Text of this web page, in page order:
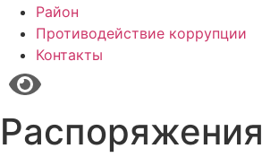
Район
Противодействие коррупции
Контакты
Распоряжения